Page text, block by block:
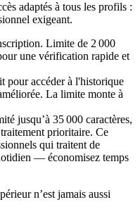
adaptés à tous les profils :
exigeant.
Limite de 2 000
une vérification rapide et
pour accéder à l'historique
La limite monte à
jusqu’à 35 000 caractères,
prioritaire. Ce
qui traitent de
— économisez temps
n’est jamais aussi